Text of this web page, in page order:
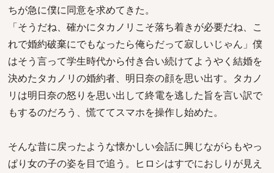
ちが急に僕に同意を求めてきた。
「そうだね、確かにタカノリこそ落ち着きが必要だね、こ
れで婚約破棄にでもなったら俺らだって寂しいじゃん」僕
はそう言って学生時代から付き合い続けてようやく結婚を
決めたタカノリの婚約者、明日奈の顔を思い出す。タカノ
リは明日奈の怒りを思い出して終電を逃した旨を言い訳で
もするのだろう、慌ててスマホを操作し始めた。
そんな昔に戻ったような懐かしい会話に興じながらもやっ
ぱり女の子の姿を目で追う。ヒロシはすでにおしりが見え